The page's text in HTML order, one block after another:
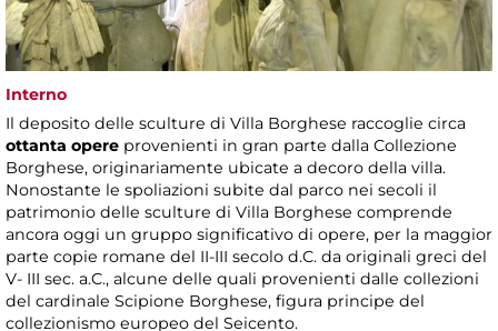
Interno
Il deposito delle sculture di Villa Borghese raccoglie circa
ottanta opere provenienti in gran parte dalla Collezione
Borghese, originariamente ubicate a decoro della villa.
Nonostante le spoliazioni subite dal parco nei secoli il
patrimonio delle sculture di Villa Borghese comprende
ancora oggi un gruppo significativo di opere, per la maggior
parte copie romane del II-III secolo d.C. da originali greci del
V- III sec. a.C., alcune delle quali provenienti dalle collezioni
del cardinale Scipione Borghese, figura principe del
collezionismo europeo del Seicento.